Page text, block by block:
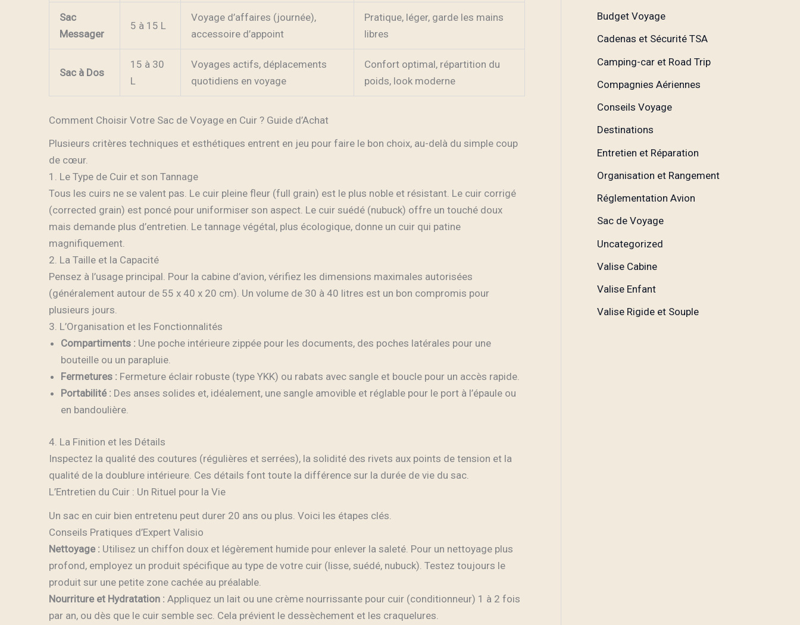
Sac
Messager
5 à 15 L
Voyage d’affaires (journée),
accessoire d’appoint
Pratique, léger, garde les mains
libres
Sac à Dos
15 à 30
L
Voyages actifs, déplacements
quotidiens en voyage
Confort optimal, répartition du
poids, look moderne
Comment Choisir Votre Sac de Voyage en Cuir ? Guide d’Achat
Plusieurs critères techniques et esthétiques entrent en jeu pour faire le bon choix, au-delà du simple coup
de cœur.
1. Le Type de Cuir et son Tannage
Tous les cuirs ne se valent pas. Le cuir pleine fleur (full grain) est le plus noble et résistant. Le cuir corrigé
(corrected grain) est poncé pour uniformiser son aspect. Le cuir suédé (nubuck) offre un touché doux
mais demande plus d’entretien. Le tannage végétal, plus écologique, donne un cuir qui patine
magnifiquement.
2. La Taille et la Capacité
Pensez à l’usage principal. Pour la cabine d’avion, vérifiez les dimensions maximales autorisées
(généralement autour de 55 x 40 x 20 cm). Un volume de 30 à 40 litres est un bon compromis pour
plusieurs jours.
3. L’Organisation et les Fonctionnalités
Compartiments : Une poche intérieure zippée pour les documents, des poches latérales pour une
bouteille ou un parapluie.
Fermetures : Fermeture éclair robuste (type YKK) ou rabats avec sangle et boucle pour un accès rapide.
Portabilité : Des anses solides et, idéalement, une sangle amovible et réglable pour le port à l’épaule ou
en bandoulière.
4. La Finition et les Détails
Inspectez la qualité des coutures (régulières et serrées), la solidité des rivets aux points de tension et la
qualité de la doublure intérieure. Ces détails font toute la différence sur la durée de vie du sac.
L’Entretien du Cuir : Un Rituel pour la Vie
Un sac en cuir bien entretenu peut durer 20 ans ou plus. Voici les étapes clés.
Conseils Pratiques d’Expert Valisio
Nettoyage : Utilisez un chiffon doux et légèrement humide pour enlever la saleté. Pour un nettoyage plus
profond, employez un produit spécifique au type de votre cuir (lisse, suédé, nubuck). Testez toujours le
produit sur une petite zone cachée au préalable.
Nourriture et Hydratation : Appliquez un lait ou une crème nourrissante pour cuir (conditionneur) 1 à 2 fois
par an, ou dès que le cuir semble sec. Cela prévient le dessèchement et les craquelures.
Budget Voyage
Cadenas et Sécurité TSA
Camping-car et Road Trip
Compagnies Aériennes
Conseils Voyage
Destinations
Entretien et Réparation
Organisation et Rangement
Réglementation Avion
Sac de Voyage
Uncategorized
Valise Cabine
Valise Enfant
Valise Rigide et Souple